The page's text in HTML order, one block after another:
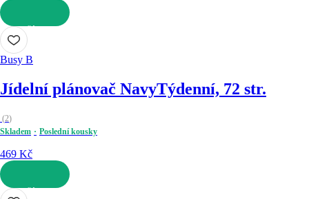
DO KOŠÍKU
Busy B
Jídelní plánovač NavyTýdenní, 72 str.
(2)
Skladem
Poslední kousky
469 Kč
DO KOŠÍKU